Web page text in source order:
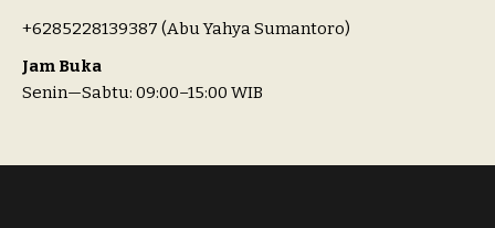
+6285228139387 (Abu Yahya Sumantoro)
Jam Buka
Senin—Sabtu: 09:00–15:00 WIB